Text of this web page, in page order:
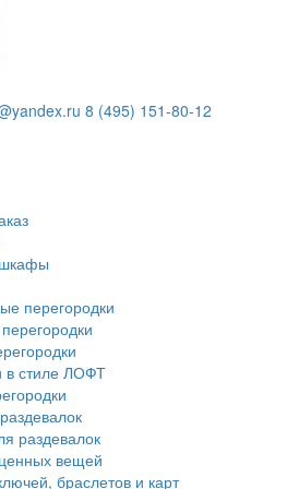
8 (495) 151-80-12
перегородки
в стиле ЛОФТ
раздевалок
вещей
браслетов и карт